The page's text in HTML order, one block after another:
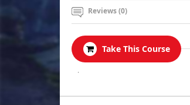
Reviews (0)
Take This Course
.